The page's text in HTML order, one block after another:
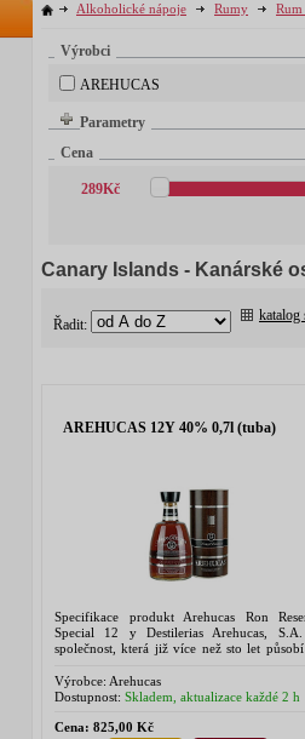
Alkoholické nápoje Rumy
Výrobci
AREHUCAS
Parametry
Cena
289Kč
Canary Islands - Kanárské
Řadit:
katalog
AREHUCAS 12Y 40% 0,7l (tuba)
Specifikace produkt Arehucas Ron
Special 12 y Destilerias Arehucas,
společnost, která již více než sto let
1884 na ostrově Gran...
Výrobce: Arehucas
Dostupnost: Skladem, aktualizace každé 2 h
Cena: 825,00 Kč